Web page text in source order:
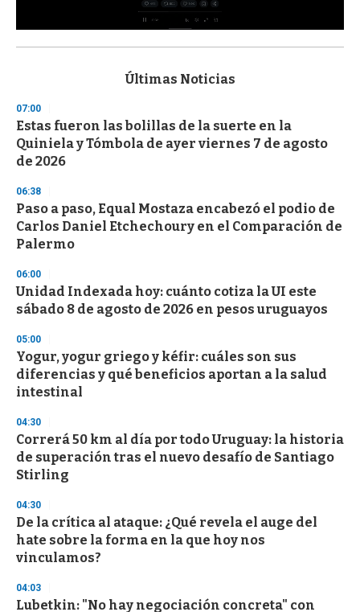
s
d
s
o
f
3
s
e
c
o
n
s
Últimas Noticias
07:00
Estas fueron las bolillas de la suerte en la
Quiniela y Tómbola de ayer viernes 7 de agosto
de 2026
06:38
Paso a paso, Equal Mostaza encabezó el podio de
Carlos Daniel Etchechoury en el Comparación de
Palermo
06:00
Unidad Indexada hoy: cuánto cotiza la UI este
sábado 8 de agosto de 2026 en pesos uruguayos
05:00
Yogur, yogur griego y kéfir: cuáles son sus
diferencias y qué beneficios aportan a la salud
intestinal
04:30
Correrá 50 km al día por todo Uruguay: la historia
de superación tras el nuevo desafío de Santiago
Stirling
04:30
De la crítica al ataque: ¿Qué revela el auge del
hate sobre la forma en la que hoy nos
vinculamos?
04:03
Lubetkin: "No hay negociación concreta" con